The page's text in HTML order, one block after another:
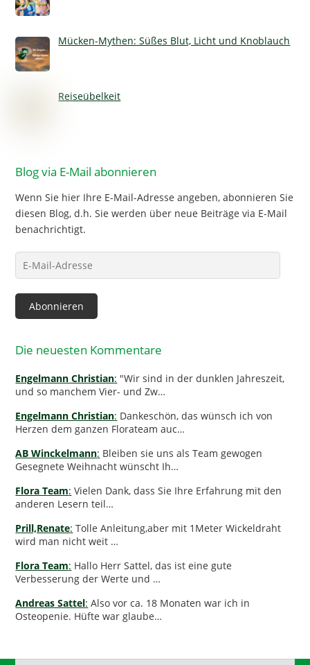
Mücken-Mythen: Süßes Blut, Licht und Knoblauch
Reiseübelkeit
Blog via E-Mail abonnieren
Wenn Sie hier Ihre E-Mail-Adresse angeben, abonnieren Sie
diesen Blog, d.h. Sie werden über neue Beiträge via E-Mail
benachrichtigt.
E-
Mail-
Adresse
Abonnieren
Die neuesten Kommentare
Engelmann Christian: "Wir sind in der dunklen Jahreszeit,
und so manchem Vier- und Zw…
Engelmann Christian: Dankeschön, das wünsch ich von
Herzen dem ganzen Florateam auc…
AB Winckelmann: Bleiben sie uns als Team gewogen
Gesegnete Weihnacht wünscht Ih…
Flora Team: Vielen Dank, dass Sie Ihre Erfahrung mit den
anderen Lesern teil…
Prill,Renate: Tolle Anleitung,aber mit 1Meter Wickeldraht
wird man nicht weit …
Flora Team: Hallo Herr Sattel, das ist eine gute
Verbesserung der Werte und …
Andreas Sattel: Also vor ca. 18 Monaten war ich in
Osteopenie. Hüfte war glaube…